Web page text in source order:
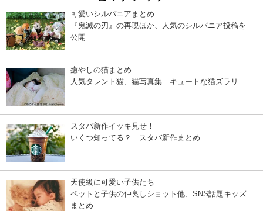
可愛いシルバニアまとめ
『鬼滅の刃』の再現ほか、人気のシルバニア投稿を
公開
癒やしの猫まとめ
人気タレント猫、猫写真集…キュートな猫ズラリ
スタバ新作イッキ見せ！
いくつ知ってる？ スタバ新作まとめ
天使級に可愛い子供たち
ペットと子供の仲良しショット他、SNS話題キッズ
まとめ